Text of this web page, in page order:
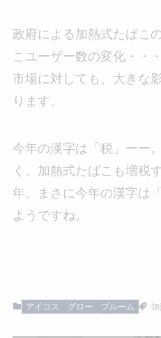
政府による加熱式たばこ
こユーザー数の変化・・
市場に対しても、大きな
ります。
今年の漢字は「税」ーー
く、加熱式たばこも増税
年。まさに今年の漢字は
ようですね。
アイコス グロー プルーム